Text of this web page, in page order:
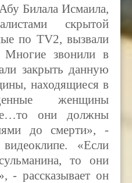
Билала Исмаила,
скрытой
по TV2,вызвали
Многие звонили в
закрыть данную
находящиеся в
женщины
они должны
до смерти», -
«Если
то они
- рассказывает он